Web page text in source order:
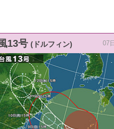
13号 (ドルフィン) 07